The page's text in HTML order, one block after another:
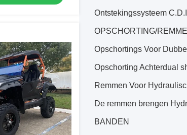
Ontstekingssysteem C.D.I
OPSCHORTING/
Opschortings Voor
Opschorting Achterdual
Remmen Voor
De remmen brengen
BANDEN